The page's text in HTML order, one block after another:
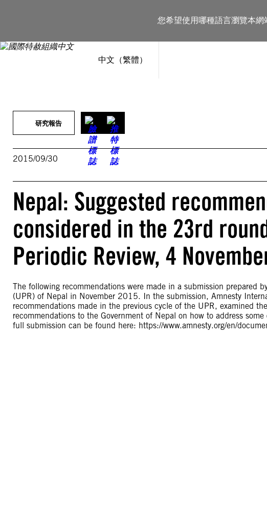
您希望使用哪種語言瀏覽本網
中文（繁體）
內
研究報告
2015/09/30
Nepal: Suggested
considered in the 23rd
Periodic Review, 4
The following recommendations were made in a submission prepared
(UPR) of Nepal in November 2015. In the submission, Amnesty
recommendations made in the previous cycle of the UPR, examined
recommendations to the Government of Nepal on how to address
full submission can be found here: https://www.amnesty.org/en/